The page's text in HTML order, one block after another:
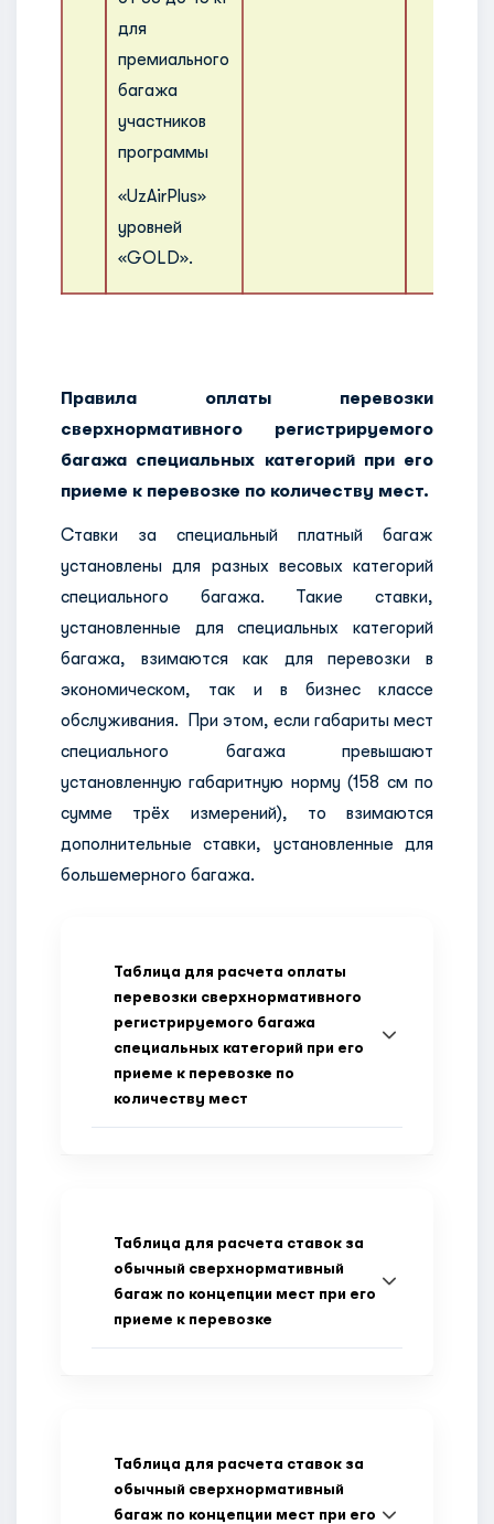
для
премиального
багажа
участников
программы
«UzAirPlus»
уровней
«GOLD».
Правила оплаты перевозки
сверхнормативного регистрируемого
багажа специальных категорий при его
приеме к перевозке по количеству мест.
Ставки за специальный платный багаж
установлены для разных весовых категорий
специального багажа. Такие ставки,
установленные для специальных категорий
багажа, взимаются как для перевозки в
экономическом, так и в бизнес классе
обслуживания. При этом, если габариты мест
специального багажа превышают
установленную габаритную норму (158 см по
сумме трёх измерений), то взимаются
дополнительные ставки, установленные для
большемерного багажа.
Таблица для расчета оплаты
перевозки сверхнормативного
регистрируемого багажа
специальных категорий при его
приеме к перевозке по
количеству мест
Таблица для расчета ставок за
обычный сверхнормативный
багаж по концепции мест при его
приеме к перевозке
Таблица для расчета ставок за
обычный сверхнормативный
багаж по концепции мест при его